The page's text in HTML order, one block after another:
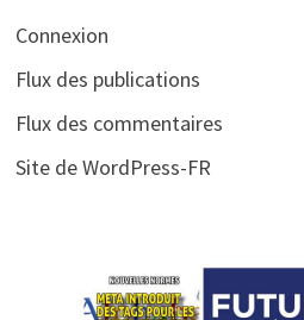
Connexion
Flux des publications
Flux des commentaires
Site de WordPress-FR